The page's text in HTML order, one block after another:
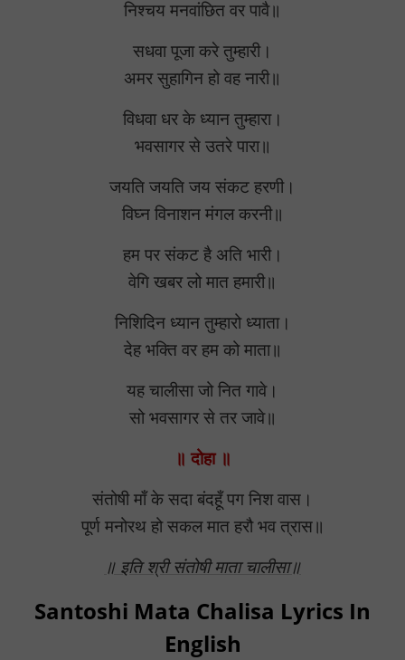
निश्चय मनवांछित वर पावै॥
सधवा पूजा करे तुम्हारी।
अमर सुहागिन हो वह नारी॥
विधवा धर के ध्यान तुम्हारा।
भवसागर से उतरे पारा॥
जयति जयति जय संकट हरणी।
विघ्न विनाशन मंगल करनी॥
हम पर संकट है अति भारी।
वेगि खबर लो मात हमारी॥
निशिदिन ध्यान तुम्हारो ध्याता।
देह भक्ति वर हम को माता॥
यह चालीसा जो नित गावे।
सो भवसागर से तर जावे॥
॥ दोहा ॥
संतोषी माँ के सदा बंदहूँ पग निश वास।
पूर्ण मनोरथ हो सकल मात हरौ भव त्रास॥
॥ इति श्री संतोषी माता चालीसा॥
Santoshi Mata Chalisa Lyrics In
English